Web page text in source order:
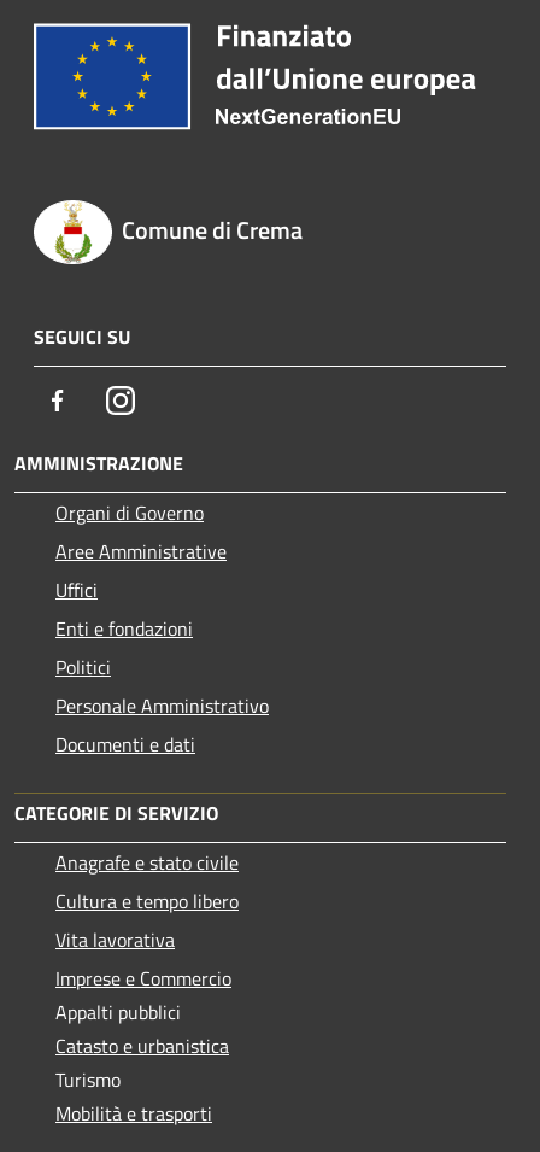
Comune di Crema
SEGUICI SU
FacebookInstagram
AMMINISTRAZIONE
Organi di Governo
Aree Amministrative
Uffici
Enti e fondazioni
Politici
Personale Amministrativo
Documenti e dati
CATEGORIE DI SERVIZIO
Anagrafe e stato civile
Cultura e tempo libero
Vita lavorativa
Imprese e Commercio
Appalti pubblici
Catasto e urbanistica
Turismo
Mobilità e trasporti